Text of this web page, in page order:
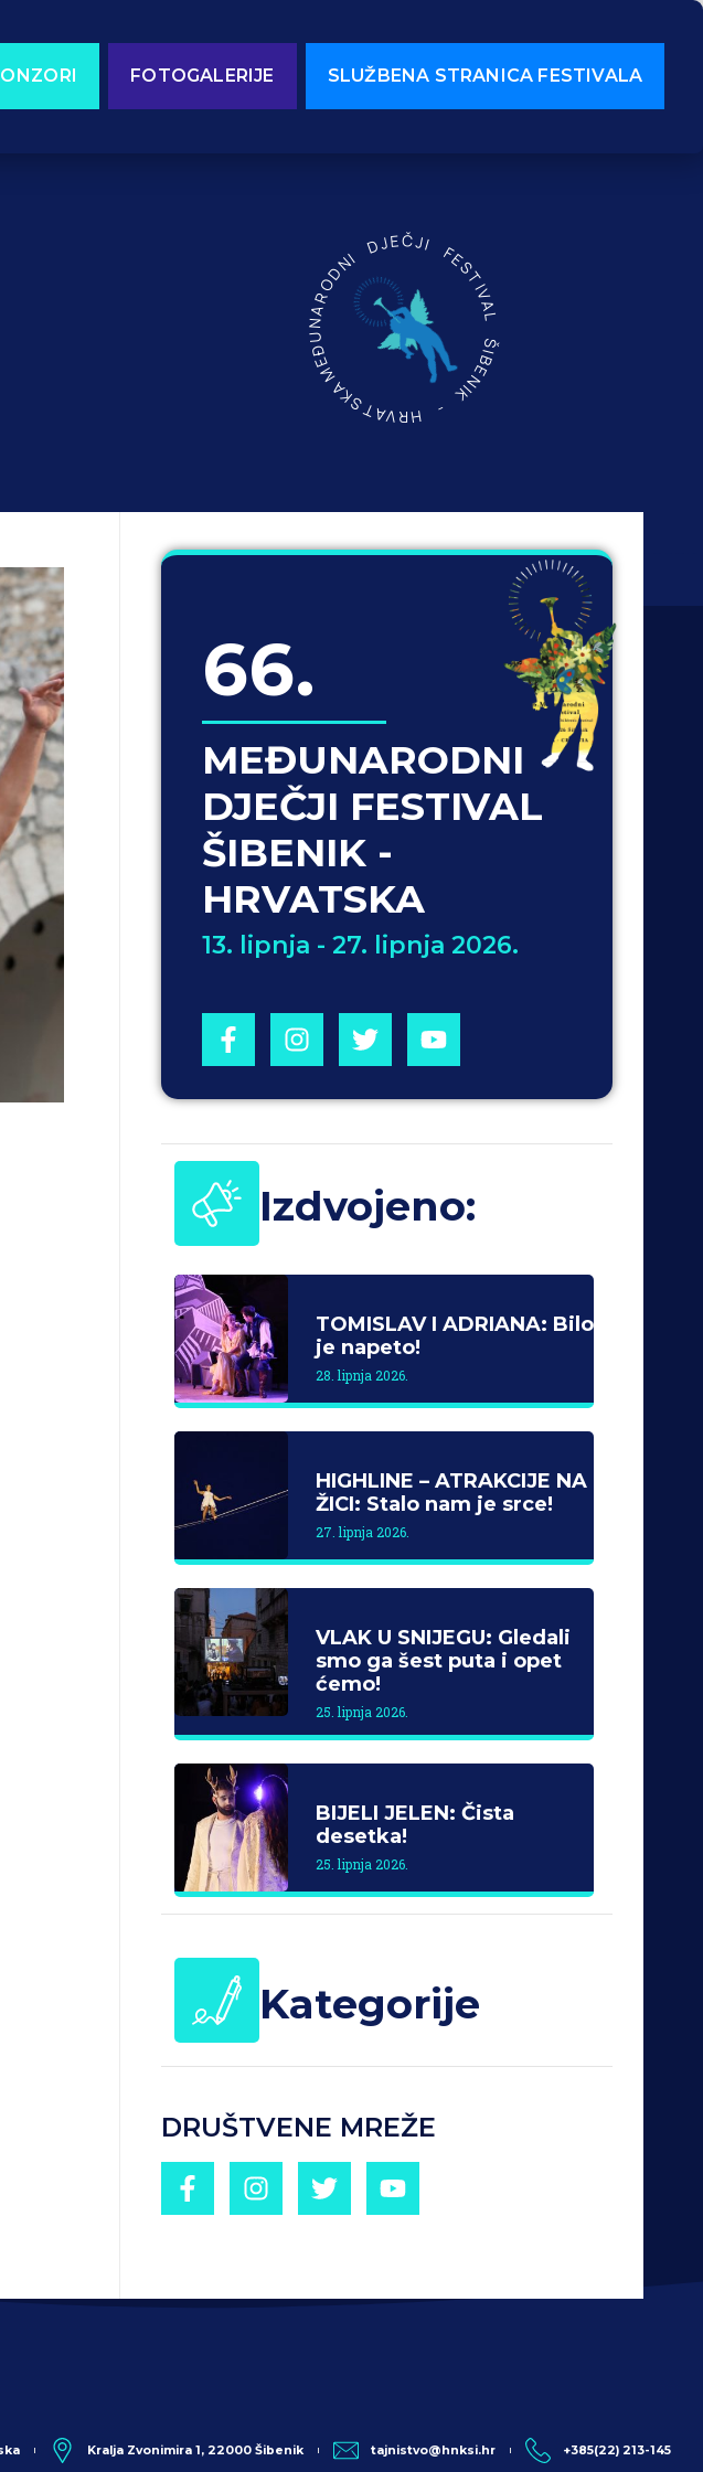
FOTOGALERIJE SLUŽBENA STRANICA FESTIVALA
MEĐUNARODNI DJEČJI FESTIVAL ŠIBENIK - HRVATSKA
66.
MEĐUNARODNI
DJEČJI FESTIVAL
ŠIBENIK -
HRVATSKA
13. lipnja - 27. lipnja 2026.
Izdvojeno:
TOMISLAV I ADRIANA: Bilo
je napeto!
28. lipnja 2026.
HIGHLINE – ATRAKCIJE NA
ŽICI: Stalo nam je srce!
27. lipnja 2026.
VLAK U SNIJEGU: Gledali
smo ga šest puta i opet
ćemo!
25. lipnja 2026.
BIJELI JELEN: Čista
desetka!
25. lipnja 2026.
Kategorije
DRUŠTVENE MREŽE
Kralja Zvonimira 1, 22000 Šibenik tajnistvo@hnksi.hr +385(22) 213-145